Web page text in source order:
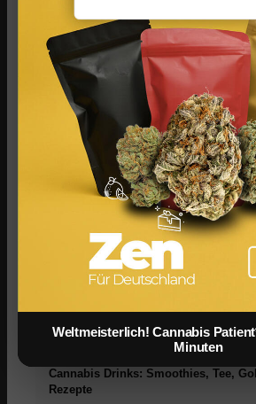
Infused Kitchen bei FIV: Das neue
Kochportal
Cannabis Drinks: Smoothies, Tee,
Rezepte
Weltmeisterlich! Cannabis
Minuten